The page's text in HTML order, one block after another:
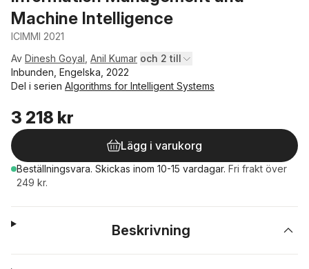
Machine Intelligence
ICIMMI 2021
Av Dinesh Goyal Anil Kumar och 2 till
Inbunden, Engelska, 2022
Del i serien Algorithms for Intelligent Systems
3 218 kr
Lägg i varukorg
Beställningsvara. Skickas inom 10-15 vardagar. Fri frakt över
249 kr.
Beskrivning